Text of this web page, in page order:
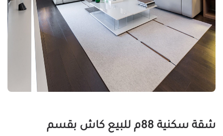
شقة سكنية 88م للبيع كاش بقسم